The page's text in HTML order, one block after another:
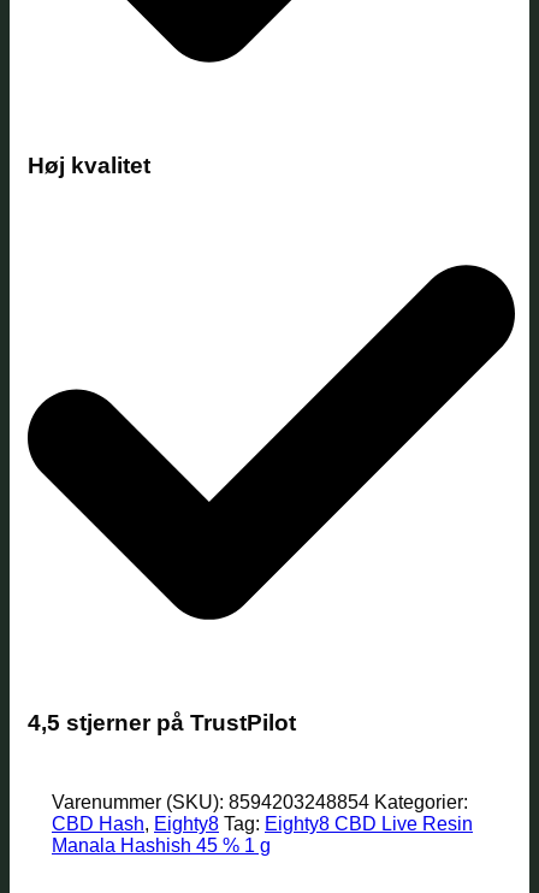
Høj kvalitet
4,5 stjerner på TrustPilot
Varenummer (SKU): 8594203248854 Kategorier:
CBD Hash, Eighty8 Tag: Eighty8 CBD Live Resin
Manala Hashish 45 % 1 g